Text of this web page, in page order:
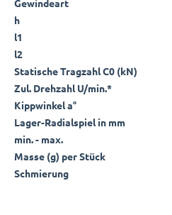
Gewindeart
h
l1
l2
Statische Tragzahl C0 (kN)
Zul. Drehzahl U/min.*
Kippwinkel a°
Lager-Radialspiel in mm
min. - max.
Masse (g) per Stück
Schmierung